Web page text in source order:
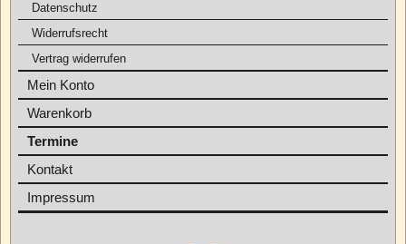
Datenschutz
Widerrufsrecht
Vertrag widerrufen
Mein Konto
Warenkorb
Termine
Kontakt
Impressum